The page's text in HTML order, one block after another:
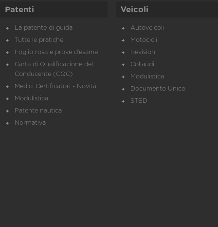
Patenti
La patente di guida
Tutte le pratiche
Foglio rosa e prove d’esame
Carta di Qualificazione del
Conducente (CQC)
Medici Certificatori - Novità
Modulistica
Patente nautica
Normativa
Veicoli
Autoveicoli
Motocicli
Revisioni
Collaudi
Modulistica
Documento Unico
STED